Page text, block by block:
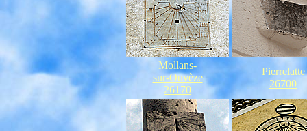
Mollans-
sur-Ouvèze
26170
Pierrelatte
26700